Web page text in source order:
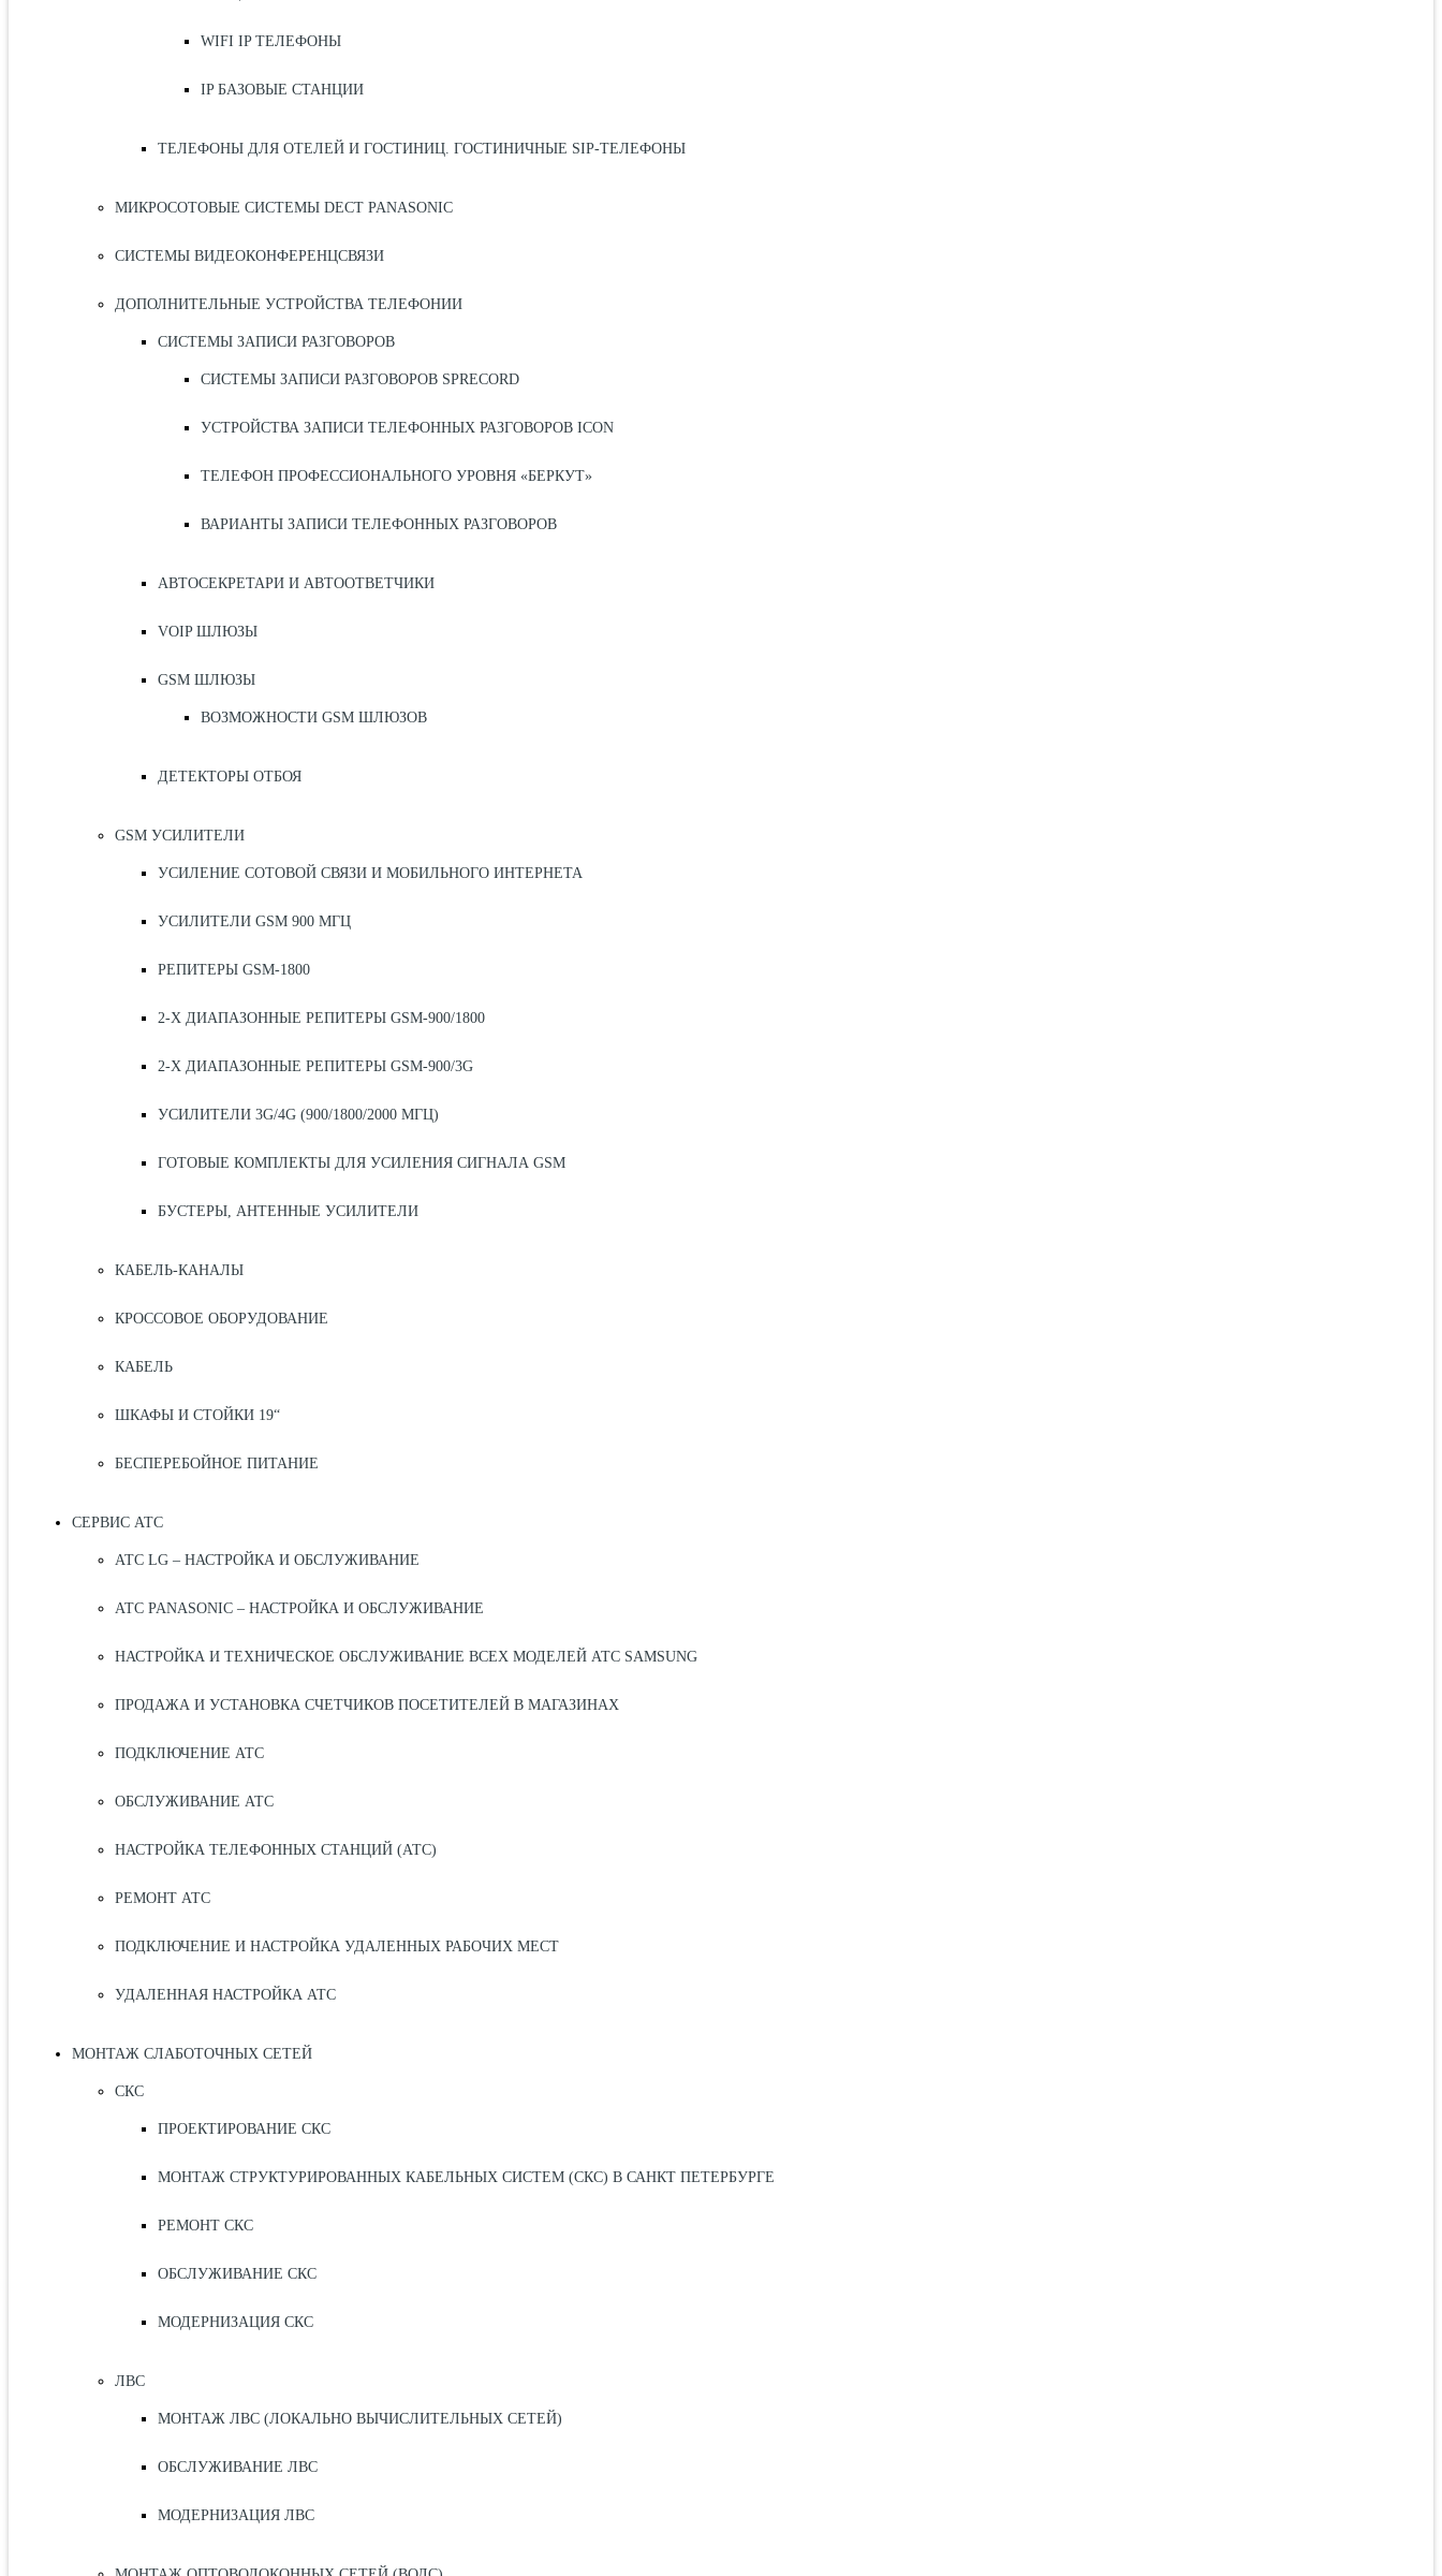
WIFI IP ТЕЛЕФОНЫ
IP БАЗОВЫЕ СТАНЦИИ
ТЕЛЕФОНЫ ДЛЯ ОТЕЛЕЙ И ГОСТИНИЦ. ГОСТИНИЧНЫЕ SIP-ТЕЛЕФОНЫ
МИКРОСОТОВЫЕ СИСТЕМЫ DECT PANASONIC
СИСТЕМЫ ВИДЕОКОНФЕРЕНЦСВЯЗИ
ДОПОЛНИТЕЛЬНЫЕ УСТРОЙСТВА ТЕЛЕФОНИИ
СИСТЕМЫ ЗАПИСИ РАЗГОВОРОВ
СИСТЕМЫ ЗАПИСИ РАЗГОВОРОВ SPRECORD
УСТРОЙСТВА ЗАПИСИ ТЕЛЕФОННЫХ РАЗГОВОРОВ ICON
ТЕЛЕФОН ПРОФЕССИОНАЛЬНОГО УРОВНЯ «БЕРКУТ»
ВАРИАНТЫ ЗАПИСИ ТЕЛЕФОННЫХ РАЗГОВОРОВ
АВТОСЕКРЕТАРИ И АВТООТВЕТЧИКИ
VOIP ШЛЮЗЫ
GSM ШЛЮЗЫ
ВОЗМОЖНОСТИ GSM ШЛЮЗОВ
ДЕТЕКТОРЫ ОТБОЯ
GSM УСИЛИТЕЛИ
УСИЛЕНИЕ СОТОВОЙ СВЯЗИ И МОБИЛЬНОГО ИНТЕРНЕТА
УСИЛИТЕЛИ GSM 900 МГЦ
РЕПИТЕРЫ GSM-1800
2-Х ДИАПАЗОННЫЕ РЕПИТЕРЫ GSM-900/1800
2-Х ДИАПАЗОННЫЕ РЕПИТЕРЫ GSM-900/3G
УСИЛИТЕЛИ 3G/4G (900/1800/2000 МГЦ)
ГОТОВЫЕ КОМПЛЕКТЫ ДЛЯ УСИЛЕНИЯ СИГНАЛА GSM
БУСТЕРЫ, АНТЕННЫЕ УСИЛИТЕЛИ
КАБЕЛЬ-КАНАЛЫ
КРОССОВОЕ ОБОРУДОВАНИЕ
КАБЕЛЬ
ШКАФЫ И СТОЙКИ 19“
БЕСПЕРЕБОЙНОЕ ПИТАНИЕ
СЕРВИС АТС
АТС LG – НАСТРОЙКА И ОБСЛУЖИВАНИЕ
АТС PANASONIC – НАСТРОЙКА И ОБСЛУЖИВАНИЕ
НАСТРОЙКА И ТЕХНИЧЕСКОЕ ОБСЛУЖИВАНИЕ ВСЕХ МОДЕЛЕЙ АТС SAMSUNG
ПРОДАЖА И УСТАНОВКА СЧЕТЧИКОВ ПОСЕТИТЕЛЕЙ В МАГАЗИНАХ
ПОДКЛЮЧЕНИЕ АТС
ОБСЛУЖИВАНИЕ АТС
НАСТРОЙКА ТЕЛЕФОННЫХ СТАНЦИЙ (АТС)
РЕМОНТ АТС
ПОДКЛЮЧЕНИЕ И НАСТРОЙКА УДАЛЕННЫХ РАБОЧИХ МЕСТ
УДАЛЕННАЯ НАСТРОЙКА АТС
МОНТАЖ СЛАБОТОЧНЫХ СЕТЕЙ
СКС
ПРОЕКТИРОВАНИЕ СКС
МОНТАЖ СТРУКТУРИРОВАННЫХ КАБЕЛЬНЫХ СИСТЕМ (СКС) В САНКТ ПЕТЕРБУРГЕ
РЕМОНТ СКС
ОБСЛУЖИВАНИЕ СКС
МОДЕРНИЗАЦИЯ СКС
ЛВС
МОНТАЖ ЛВС (ЛОКАЛЬНО ВЫЧИСЛИТЕЛЬНЫХ СЕТЕЙ)
ОБСЛУЖИВАНИЕ ЛВС
МОДЕРНИЗАЦИЯ ЛВС